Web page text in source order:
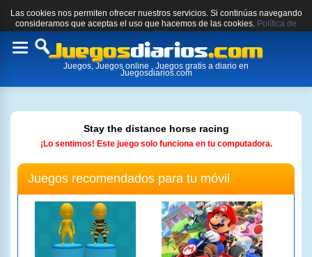
Las cookies nos permiten ofrecer nuestros servicios. Si continúas navegando
consideramos que aceptas el uso que hacemos de las cookies. Política de
cookies.
Toggle
Juegos, Juegos online , Juegos gratis a diario en
Juegosdiarios.com
Stay the distance horse racing
¡Lo sentimos! Este juego solo funciona en tu computadora.
Juegos recomendados para tu móvil